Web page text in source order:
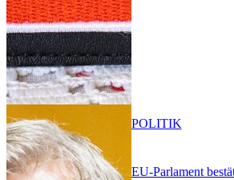
EU-Parlament
POLITIK